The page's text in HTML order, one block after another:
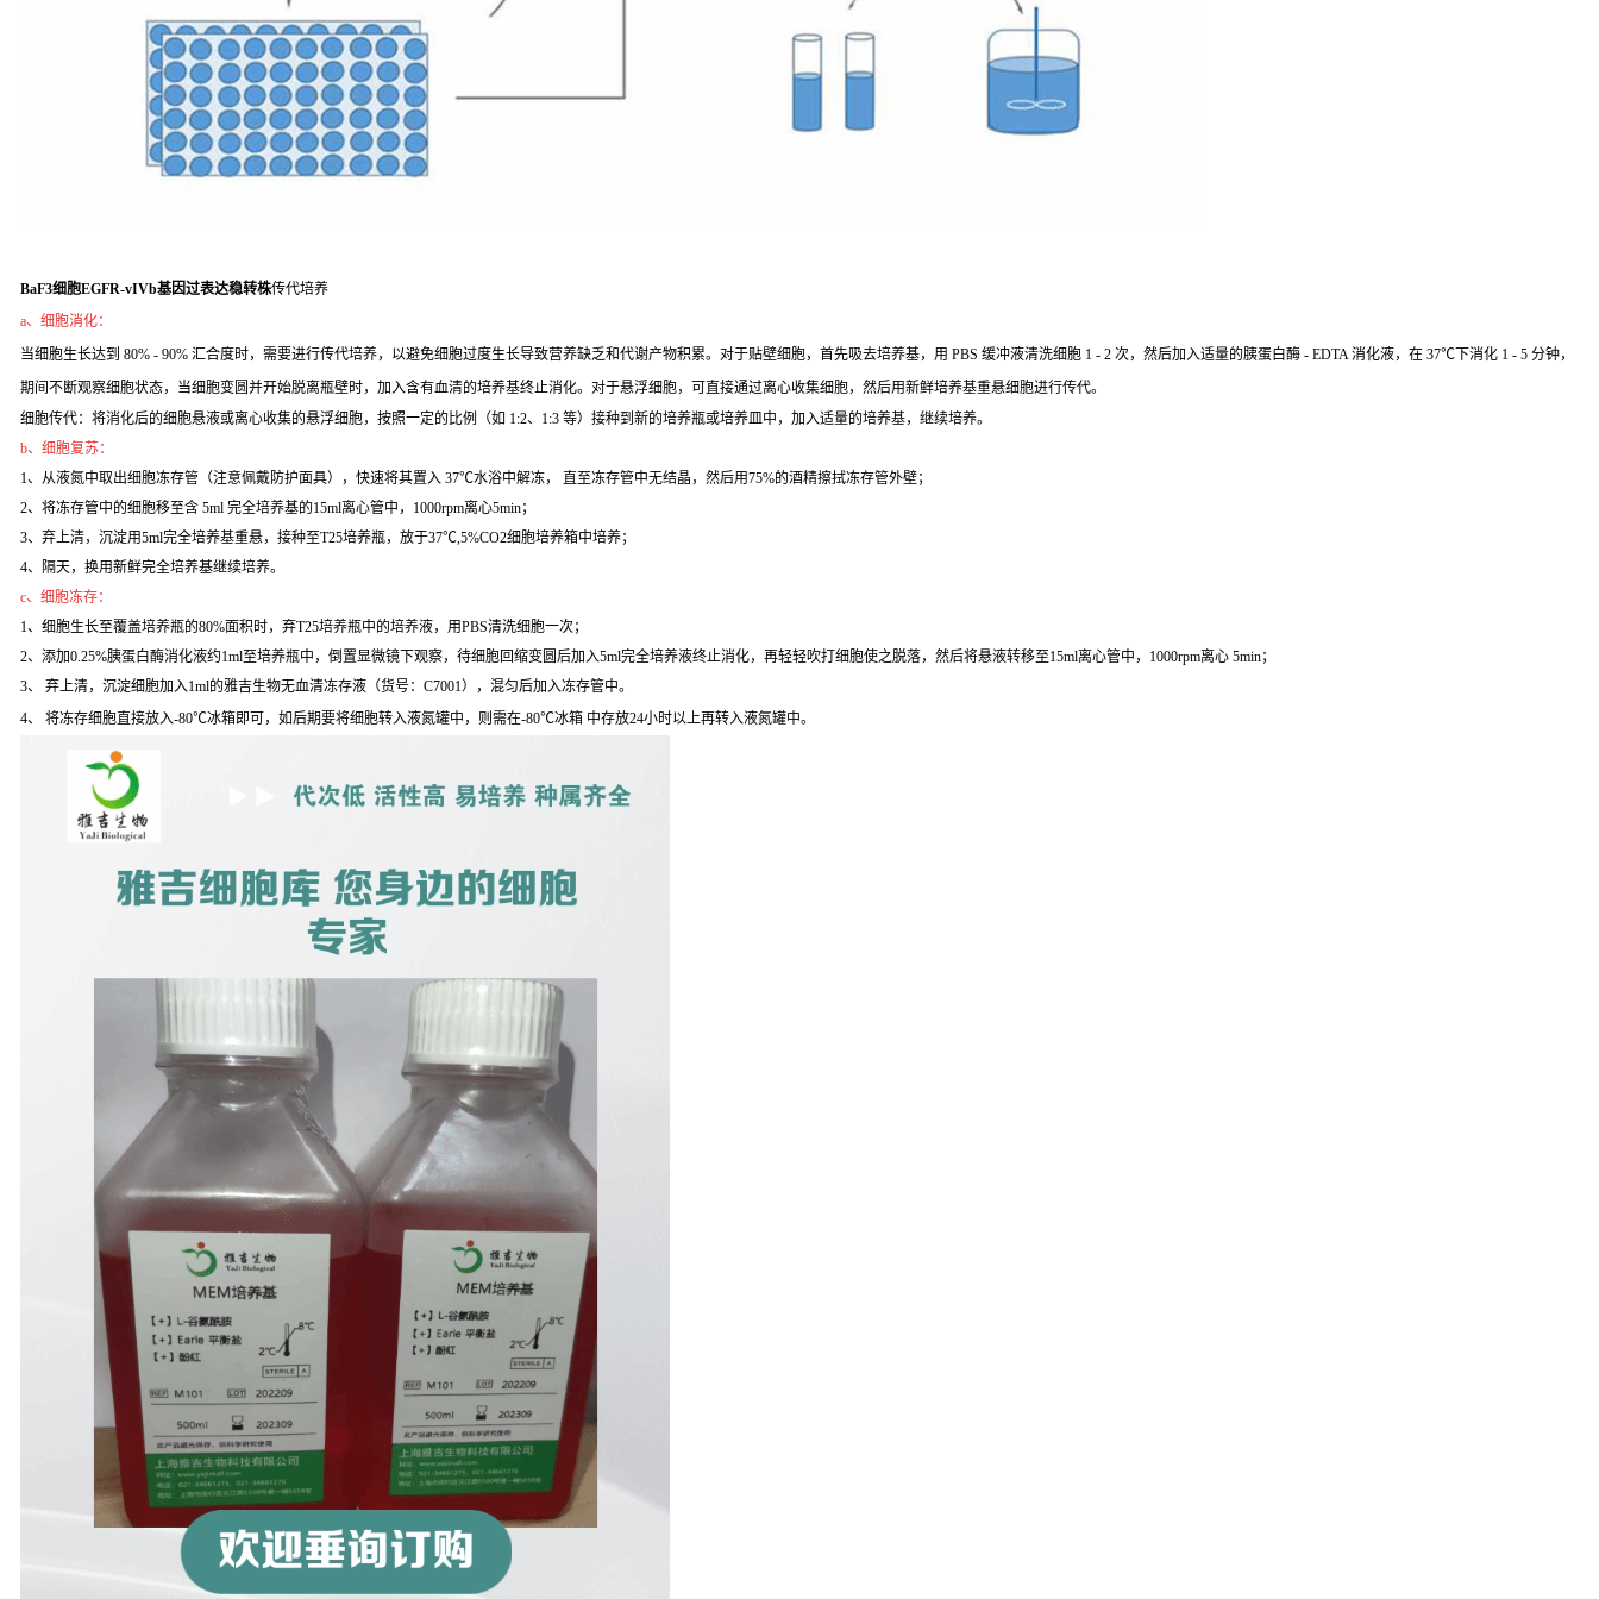
BaF3细胞EGFR-vIVb基因过表达稳转株传代培养
a、细胞消化：
当细胞生长达到 80% - 90% 汇合度时，需要进行传代培养，以避免细胞过度生长导致营养缺乏和代谢产物积累。对于贴壁细胞，首先吸去培养基，用 PBS 缓冲液清洗细胞 1 - 2 次，然后加入适量的胰蛋白酶 - EDTA 消化液，在 37℃下消化 1 - 5 分钟，
期间不断观察细胞状态，当细胞变圆并开始脱离瓶壁时，加入含有血清的培养基终止消化。对于悬浮细胞，可直接通过离心收集细胞，然后用新鲜培养基重悬细胞进行传代。
细胞传代：将消化后的细胞悬液或离心收集的悬浮细胞，按照一定的比例（如 1:2、1:3 等）接种到新的培养瓶或培养皿中，加入适量的培养基，继续培养。
b、细胞复苏：
1、从液氮中取出细胞冻存管（注意佩戴防护面具），快速将其置入 37℃水浴中解冻， 直至冻存管中无结晶，然后用75%的酒精擦拭冻存管外壁；
2、将冻存管中的细胞移至含 5ml 完全培养基的15ml离心管中，1000rpm离心5min；
3、弃上清，沉淀用5ml完全培养基重悬，接种至T25培养瓶，放于37℃,5%CO2细胞培养箱中培养；
4、隔天，换用新鲜完全培养基继续培养。
c、细胞冻存：
1、细胞生长至覆盖培养瓶的80%面积时，弃T25培养瓶中的培养液，用PBS清洗细胞一次；
2、添加0.25%胰蛋白酶消化液约1ml至培养瓶中，倒置显微镜下观察，待细胞回缩变圆后加入5ml完全培养液终止消化，再轻轻吹打细胞使之脱落，然后将悬液转移至15ml离心管中，1000rpm离心 5min；
3、 弃上清，沉淀细胞加入1ml的雅吉生物无血清冻存液（货号：C7001），混匀后加入冻存管中。
4、 将冻存细胞直接放入-80℃冰箱即可，如后期要将细胞转入液氮罐中，则需在-80℃冰箱 中存放24小时以上再转入液氮罐中。